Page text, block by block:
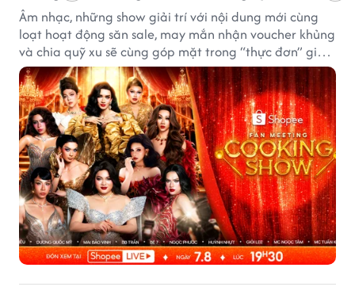
Âm nhạc, những show giải trí với nội dung mới cùng
loạt hoạt động săn sale, may mắn nhận voucher khủng
và chia quỹ xu sẽ cùng góp mặt trong “thực đơn” giải
trí cuối tuần trên Shopee, diễn ra liên tiếp vào ngày
7/8 và 8/8.